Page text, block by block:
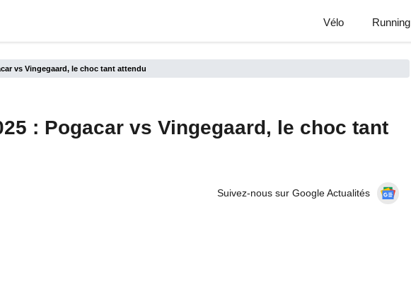
Vélo Running
vs Vingegaard, le choc tant attendu
: Pogacar vs Vingegaard, le choc tant
Suivez-nous sur Google Actualités